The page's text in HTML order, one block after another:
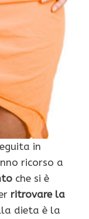
in
ricorso a
che si è
ritrovare la
dieta è la